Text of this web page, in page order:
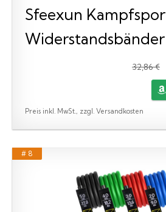
Sfeexun
32,86 €
Preis inkl. MwSt., zzgl. Versandkosten
# 8